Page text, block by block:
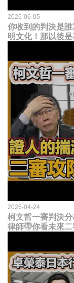
2026-06-05
你收到的判決是誰
明文化！那以後
2026-04-24
柯文哲一審判決
律師帶你看未來二